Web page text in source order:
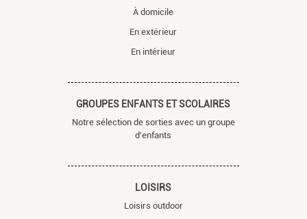
À domicile
En extérieur
En intérieur
GROUPES ENFANTS ET SCOLAIRES
Notre sélection de sorties avec un groupe
d'enfants
LOISIRS
Loisirs outdoor